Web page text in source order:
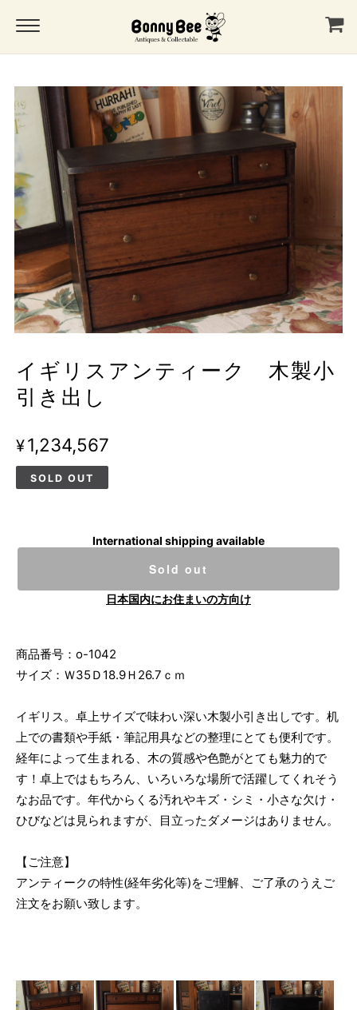
イギリスアンティーク 木製小
引き出し
¥1,234,567
SOLD OUT
International shipping available
Sold out
日本国内にお住まいの方向け
商品番号：o-1042
サイズ：Ｗ35Ｄ18.9Ｈ26.7ｃｍ
イギリス。卓上サイズで味わい深い木製小引き出しです。机
上での書類や手紙・筆記用具などの整理にとても便利です。
経年によって生まれる、木の質感や色艶がとても魅力的で
す！卓上ではもちろん、いろいろな場所で活躍してくれそう
なお品です。年代からくる汚れやキズ・シミ・小さな欠け・
ひびなどは見られますが、目立ったダメージはありません。
【ご注意】
アンティークの特性(経年劣化等)をご理解、ご了承のうえご
注文をお願い致します。